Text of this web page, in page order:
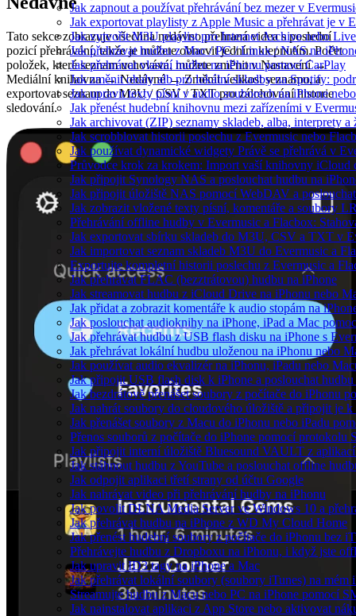
Jak zapnout a používat přehrávání bez mezer v
Jak exportovat playlisty z Apple Music a přehrávat je v
Jak vytvořit M3U playlist pro Internet Archive nebo
Jak přehrávat hudbu z Mac / PC / Linux / NAS na
Jak přehrávat vlastní hudbu na iPhonu pomocí CarPlay
Jak změnit obaly alb pro lokální skladby na Spotify:
Jak upravit texty písní v audio souborech na iPhone
Jak přenést hudební knihovnu mezi zařízeními v
Jak archivovat (ZIP) seznamy skladeb, alba, interprety
Jak scrobblovat historii poslechu z Evermusic nebo
Jak používat dynamické widgety Právě se přehrává v
Průvodce krok za krokem: Import vaší knihovny iCloud
Jak připojit Synology NAS a poslouchat hudbu na
Jak připojit úložiště NAS pomocí WebDAV a
Jak zobrazit vložené texty písní, komentáře a soubory
Přehrávání offline hudby v Evermusic a Flacbox:
Jak exportovat sbírku skladeb do M3U, CSV a TXT v
Jak importovat seznam skladeb M3U do Evermusic a
Exportujte kompletní historii poslechu z Evermusic a
Jak přehrávat FLAC (bezztrátovou) hudbu na iPhone
Jak streamovat hudbu z iCloud Drive na iPhonu nebo
Jak přidat a zobrazit komentáře k audio stopám na
Jak poslouchat audioknihy na iPhone, iPad a Mac
Jak přehrávat hudbu z USB flash disku na iPhone s
Jak přehrávat lokální hudbu uloženou na iPhonu nebo
Jak používat audio ekvalizér na iPhonu, iPadu nebo
Jak připojit USB flash disk k iPhone a poslouchat
Jak bezdrátově přenášet soubory z počítače do iPhonu
Jak nahrát soubory do cloudového úložiště a připojit je
Jak přenášet soubory z Macu do iPhonu nebo iPadu
Přenos souborů z počítače do iPhone pomocí protokolu
Jak připojit interní úložiště Bluesound VAULT z
Jak stáhnout hudbu z YouTube a poslouchat offline
Jak odpojit aplikaci třetí strany od účtu Google
Jak nahrávat video při přehrávání hudby na iPhonu
Jak povolit DLNA Media Server ve Windows 10 a
Jak přehrávat hudbu na iPhone z WD My Cloud Home
Jak přenést hudební soubory z počítače do iPhonu bez
Přehrávejte hudbu z Dropboxu na iPhonu, i když jste
Jak upravit ID3 tagy na iPhone a Mac
Jak přehrávat lokální soubory (soubory iTunes) na mém
Streamujte hudbu z Macu nebo PC na iPhone pomocí
Jak nainstalovat aplikaci z App Store nebo aktivovat
Tato sekce zobrazuje všechna nedávno přehraná videa s poslední
pozicí přehrávání, takže je můžete obnovit jedním klepnutím. Počet
položek, které seznam uchovává, můžete změnit v Nastavení →
Mediální knihovna → Nedávné → Změnit velikost seznamu, a
exportovat seznam do M3U / CSV / TXT pro zálohování historie
sledování.